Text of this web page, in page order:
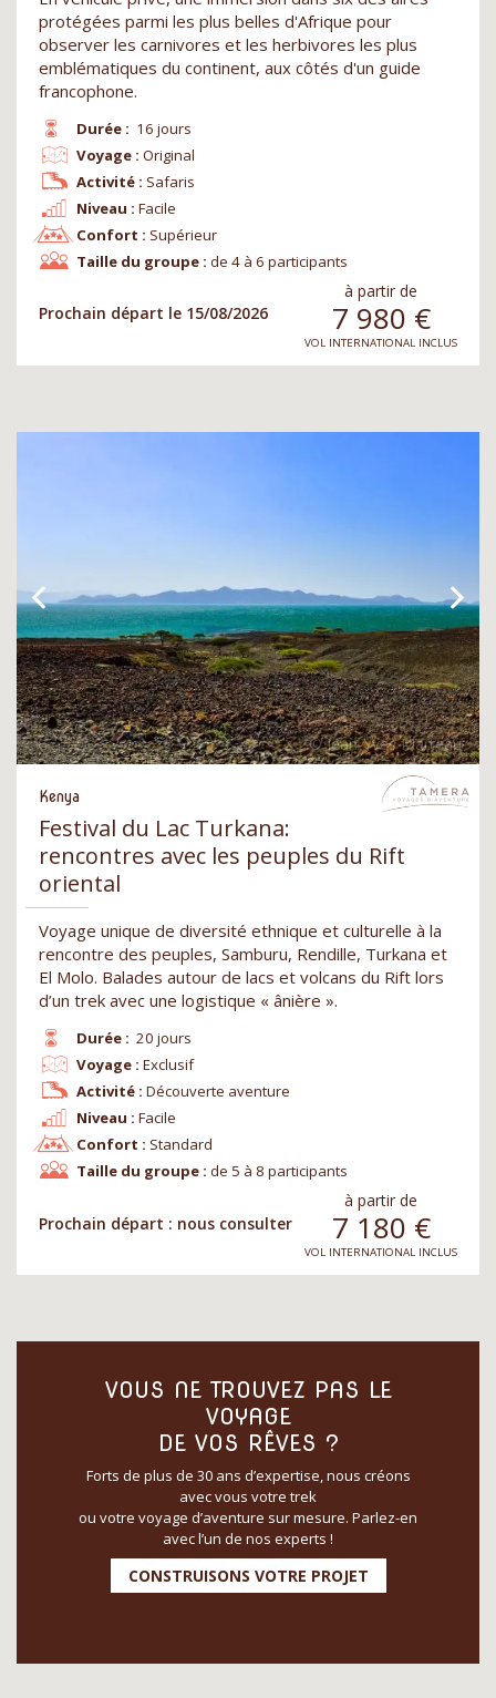
protégées parmi les plus belles d'Afrique pour
observer les carnivores et les herbivores les plus
emblématiques du continent, aux côtés d'un guide
francophone.
Durée : 16 jours
Niveau : Facile
Voyage : Original
Confort : Supérieur
Activité : Safaris
Taille du groupe : de 4 à 6 participants
Prochain départ le 15/08/2026
à partir de
7 980 €
VOL INTERNATIONAL INCLUS
Kenya
Festival du Lac Turkana:
rencontres avec les peuples du Rift
oriental
Voyage unique de diversité ethnique et culturelle à la
rencontre des peuples, Samburu, Rendille, Turkana et
El Molo. Balades autour de lacs et volcans du Rift lors
d’un trek avec une logistique « ânière ».
Durée : 20 jours
Niveau : Facile
Voyage : Exclusif
Confort : Standard
Activité : Découverte aventure
Taille du groupe : de 5 à 8 participants
Prochain départ : nous consulter
à partir de
7 180 €
VOL INTERNATIONAL INCLUS
VOUS NE TROUVEZ PAS LE
VOYAGE
DE VOS RÊVES ?
Forts de plus de 30 ans d’expertise, nous créons
avec vous votre trek
ou votre voyage d’aventure sur mesure. Parlez-en
avec l’un de nos experts !
CONSTRUISONS VOTRE PROJET